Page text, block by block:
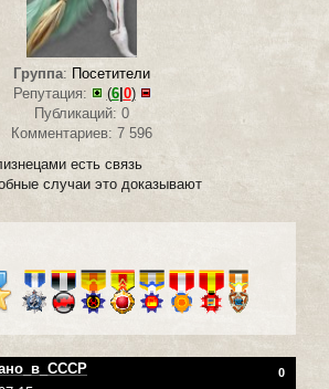
Группа: Посетители
Репутация:
(6| 0)
Публикаций: 0
Комментариев: 7 596
есть связь
случаи это доказывают
0